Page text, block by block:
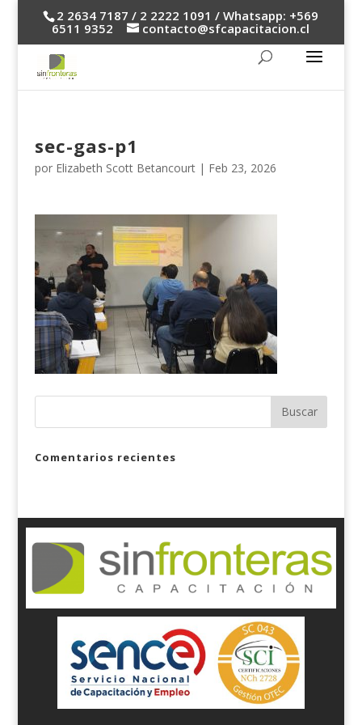
2 2634 7187 / 2 2222 1091 / Whatsapp: +569
6511 9352
contacto@sfcapacitacion.cl
sec-gas-p1
por Elizabeth Scott Betancourt| Feb 23, 2026
Comentarios recientes